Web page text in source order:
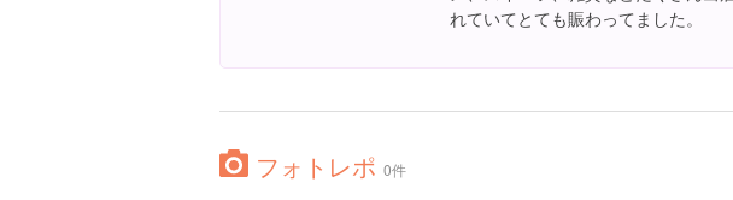
れていてとても賑わってました。
フォトレポ 0件